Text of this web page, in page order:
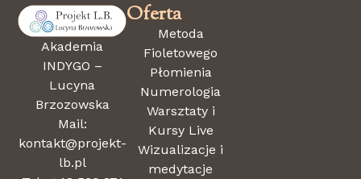
Akademia
INDYGO –
Lucyna
Brzozowska
Mail:
kontakt@projekt-
lb.pl
Oferta
Metoda
Fioletowego
Płomienia
Numerologia
Warsztaty i
Kursy Live
Wizualizacje i
medytacje